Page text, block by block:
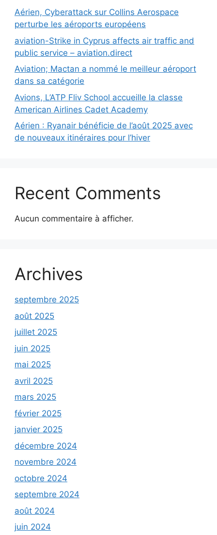
Aérien, Cyberattack sur Collins Aerospace
perturbe les aéroports européens
aviation-Strike in Cyprus affects air traffic and
public service – aviation.direct
Aviation; Mactan a nommé le meilleur aéroport
dans sa catégorie
Avions, L’ATP Fliv School accueille la classe
American Airlines Cadet Academy
Aérien : Ryanair bénéficie de l’août 2025 avec
de nouveaux itinéraires pour l’hiver
Recent Comments
Aucun commentaire à afficher.
Archives
septembre 2025
août 2025
juillet 2025
juin 2025
mai 2025
avril 2025
mars 2025
février 2025
janvier 2025
décembre 2024
novembre 2024
octobre 2024
septembre 2024
août 2024
juin 2024